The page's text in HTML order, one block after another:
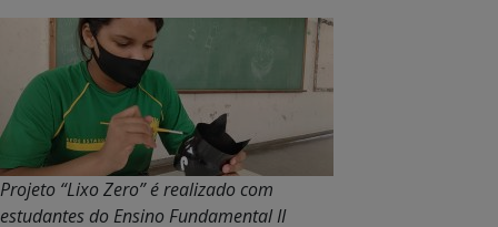
Projeto “Lixo Zero” é realizado com
estudantes do Ensino Fundamental II